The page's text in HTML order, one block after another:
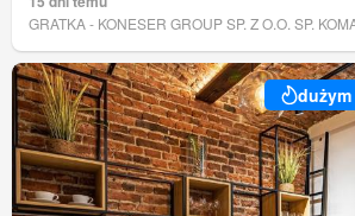
GRATKA - KONESER GROUP SP. Z O.O. SP.